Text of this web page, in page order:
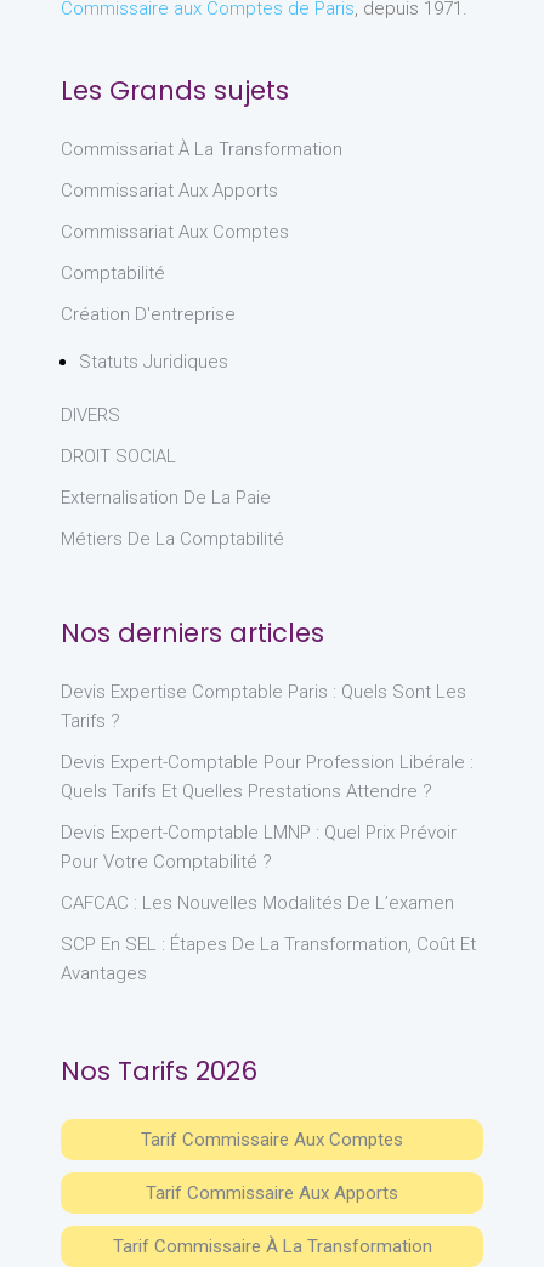
Commissaire aux Comptes de Paris , depuis 1971.
Les Grands sujets
Commissariat À La Transformation
Commissariat Aux Apports
Commissariat Aux Comptes
Comptabilité
Création D'entreprise
Statuts Juridiques
DIVERS
DROIT SOCIAL
Externalisation De La Paie
Métiers De La Comptabilité
Nos derniers articles
Devis Expertise Comptable Paris : Quels Sont Les
Tarifs ?
Devis Expert-Comptable Pour Profession Libérale :
Quels Tarifs Et Quelles Prestations Attendre ?
Devis Expert-Comptable LMNP : Quel Prix Prévoir
Pour Votre Comptabilité ?
CAFCAC : Les Nouvelles Modalités De L’examen
SCP En SEL : Étapes De La Transformation, Coût Et
Avantages
Nos Tarifs 2026
Tarif Commissaire Aux Comptes
Tarif Commissaire Aux Apports
Tarif Commissaire À La Transformation